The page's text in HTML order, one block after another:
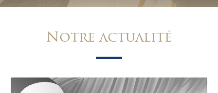
Notre actualité